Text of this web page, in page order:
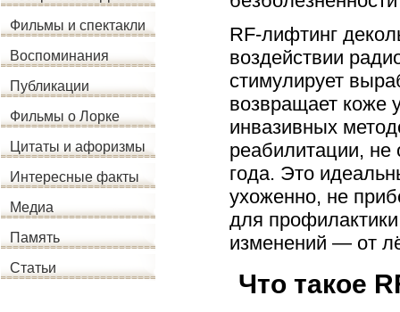
Фильмы и спектакли
Воспоминания
Публикации
Фильмы о Лорке
Цитаты и афоризмы
Интересные факты
Медиа
Память
Статьи
RF-лифтинг
воздействии
стимулирует
возвращает коже
инвазивных
реабилитации, не
года. Это
ухоженно, не
для
изменений — от
Что такое